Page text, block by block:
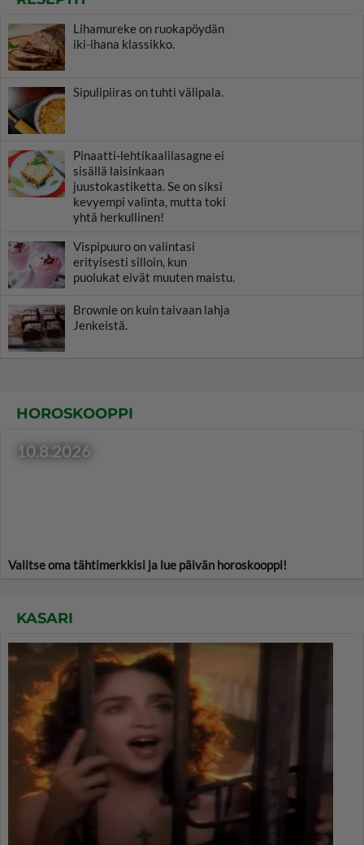
Lihamureke on ruokapöydän
iki-ihana klassikko.
Sipulipiiras on tuhti välipala.
Pinaatti-lehtikaalilasagne ei
sisällä laisinkaan
juustokastiketta. Se on siksi
kevyempi valinta, mutta toki
yhtä herkullinen!
Vispipuuro on valintasi
erityisesti silloin, kun
puolukat eivät muuten maistu.
Brownie on kuin taivaan lahja
Jenkeistä.
HOROSKOOPPI
10.8.2026
Valitse oma tähtimerkkisi ja lue päivän horoskooppi!
KASARI